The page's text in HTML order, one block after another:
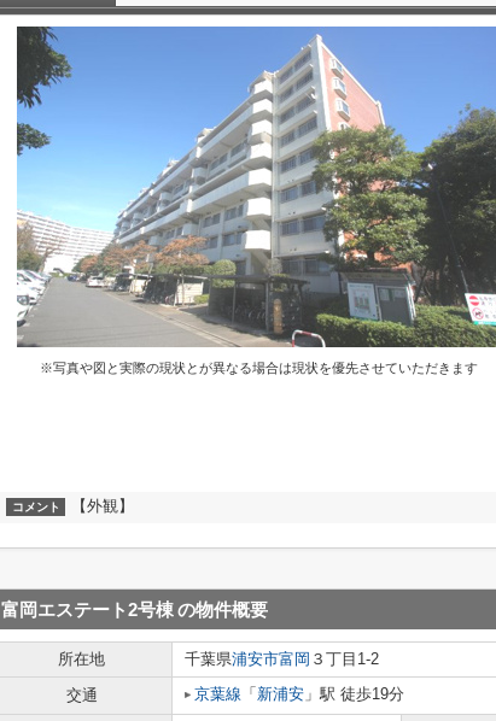
※写真や図と実際の現状とが異なる場合は現状を優先させていただきます
コメント 【外観】
富岡エステート2号棟の物件概要
所在地 千葉県浦安市富岡 ３丁目1-2
交通
京葉線 「 新浦安 」駅 徒歩19分